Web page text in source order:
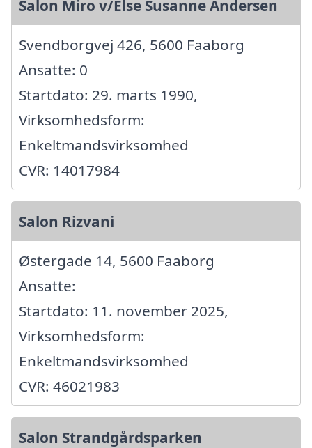
Salon Miro v/Else Susanne Andersen
Svendborgvej 426, 5600 Faaborg
Ansatte: 0
Startdato: 29. marts 1990,
Virksomhedsform:
Enkeltmandsvirksomhed
CVR: 14017984
Salon Rizvani
Østergade 14, 5600 Faaborg
Ansatte:
Startdato: 11. november 2025,
Virksomhedsform:
Enkeltmandsvirksomhed
CVR: 46021983
Salon Strandgårdsparken